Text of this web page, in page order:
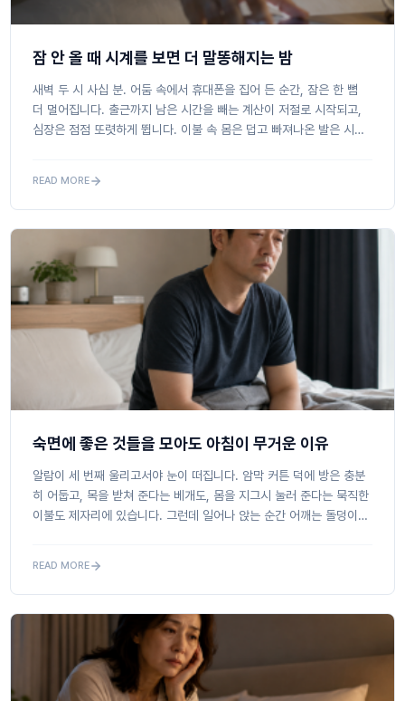
잠 안 올 때 시계를 보면 더 말똥해지는 밤
새벽 두 시 사십 분. 어둠 속에서 휴대폰을 집어 든 순간, 잠은 한 뼘
더 멀어집니다. 출근까지 남은 시간을 빼는 계산이 저절로 시작되고,
심장은 점점 또렷하게 뜁니다. 이불 속 몸은 덥고 빠져나온 발은 시린
READ MORE
숙면에 좋은 것들을 모아도 아침이 무거운 이유
알람이 세 번째 울리고서야 눈이 떠집니다. 암막 커튼 덕에 방은 충분
히 어둡고, 목을 받쳐 준다는 베개도, 몸을 지그시 눌러 준다는 묵직한
이불도 제자리에 있습니다. 그런데 일어나 앉는 순간 어깨는 돌덩이처
READ MORE